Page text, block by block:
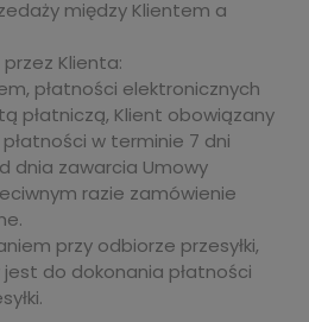
między Klientem a
Klienta:
płatności elektronicznych
płatniczą, Klient obowiązany
w terminie 7 dni
dnia zawarcia Umowy
razie zamówienie
przy odbiorze przesyłki,
do dokonania płatności